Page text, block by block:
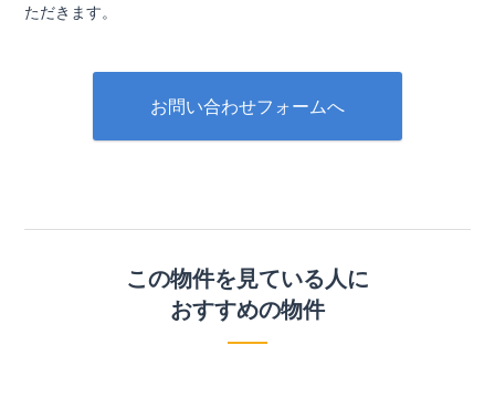
ただきます。
お問い合わせフォームへ
この物件を見ている人に
おすすめの物件